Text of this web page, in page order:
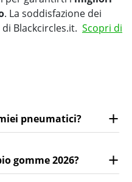
. La soddisfazione dei
Blackcircles.it. Scopri di
pneumatici?
gomme 2026?